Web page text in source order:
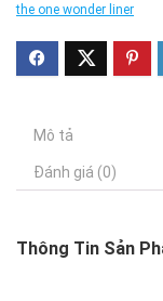
the one wonder liner
Mô tả
Đánh giá (0)
Thông Tin Sản